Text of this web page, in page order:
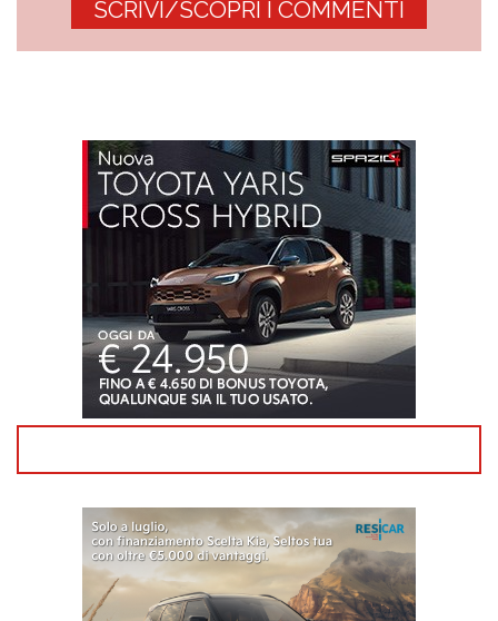
SCRIVI/SCOPRI I COMMENTI